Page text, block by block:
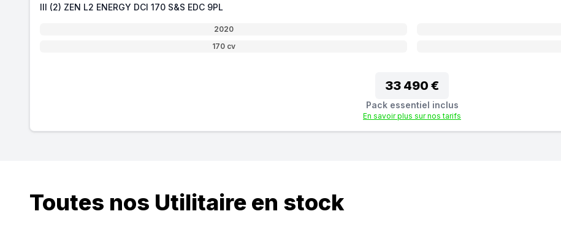
III (2) ZEN L2 ENERGY DCI 170 S&S EDC 9PL
2020
170 cv
33 490 €
Pack essentiel inclus
En savoir plus sur nos tarifs
Toutes nos Utilitaire en stock